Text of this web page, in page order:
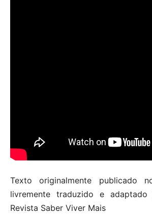
Texto originalmente publicado
livremente traduzido e
Revista Saber Viver Mais